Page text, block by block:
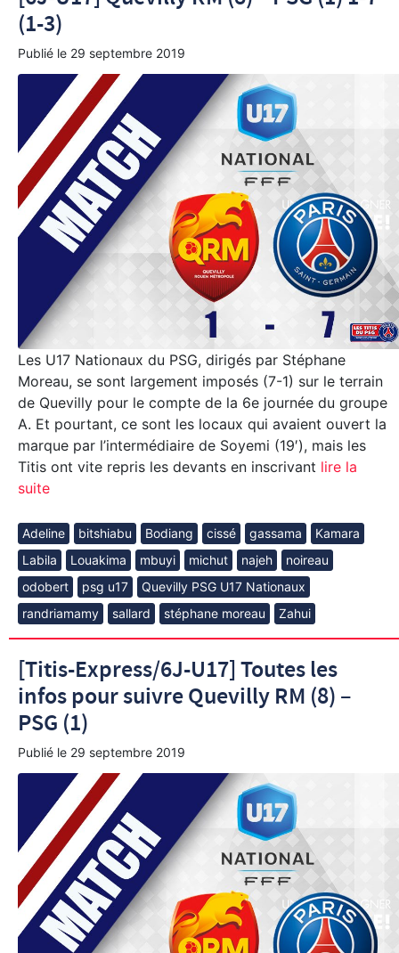
(1-3)
Publié le 29 septembre 2019
Les U17 Nationaux du PSG, dirigés par Stéphane
Moreau, se sont largement imposés (7-1) sur le terrain
de Quevilly pour le compte de la 6e journée du groupe
A. Et pourtant, ce sont les locaux qui avaient ouvert la
marque par l’intermédiaire de Soyemi (19′), mais les
Titis ont vite repris les devants en inscrivant lire la
suite
Adeline bitshiabu Bodiang cissé gassama
Kamara
Labila
Louakima mbuyi michut najeh
noireau
odobert
psg u17
Quevilly PSG U17 Nationaux
randriamamy
sallard stéphane moreau Zahui
[Titis-Express/6J-U17] Toutes les
infos pour suivre Quevilly RM (8) –
PSG (1)
Publié le 29 septembre 2019